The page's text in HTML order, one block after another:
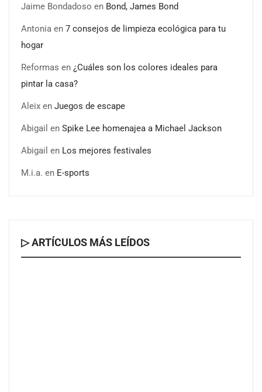
Jaime Bondadoso en Bond, James Bond
Antonia en 7 consejos de limpieza ecológica para tu
hogar
Reformas en ¿Cuáles son los colores ideales para
pintar la casa?
Aleix en Juegos de escape
Abigail en Spike Lee homenajea a Michael Jackson
Abigail en Los mejores festivales
M.i.a. en E-sports
▷ ARTÍCULOS MÁS LEÍDOS